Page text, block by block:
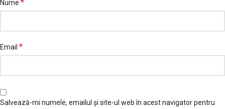
Nume *
Email *
Salvează-mi numele, emailul și site-ul web în acest navigator pentru